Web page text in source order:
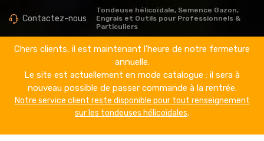
Contactez-nous
Tondeuse hélicoïdale, Semence Gazon,
Engrais et Outils pour Professionnels &
Particuliers
Chers clients, il est maintenant l'heure de notre fermeture
annuelle.
Le site est actuellement en mode catalogue : il sera à
nouveau possible de passer commande à la rentrée.
Notre service client reste disponible pour tout renseignement
sur les tondeuses hélicoïdales.